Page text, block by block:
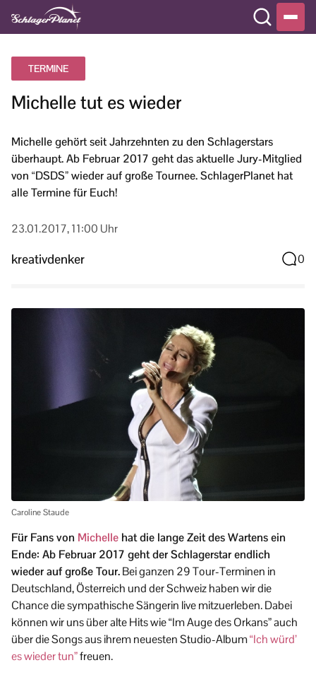
TERMINE
Michelle tut es wieder
Michelle gehört seit Jahrzehnten zu den Schlagerstars
überhaupt. Ab Februar 2017 geht das aktuelle Jury-Mitglied
von “DSDS” wieder auf große Tournee. SchlagerPlanet hat
alle Termine für Euch!
23.01.2017, 11:00 Uhr
kreativdenker 0
Caroline Staude
Für Fans von Michelle hat die lange Zeit des Wartens ein
Ende: Ab Februar 2017 geht der Schlagerstar endlich
wieder auf große Tour.Bei ganzen 29 Tour-Terminen in
Deutschland, Österreich und der Schweiz haben wir die
Chance die sympathische Sängerin live mitzuerleben. Dabei
können wir uns über alte Hits wie “Im Auge des Orkans” auch
über die Songs aus ihrem neuesten Studio-Album“Ich würd’
es wieder tun”freuen.